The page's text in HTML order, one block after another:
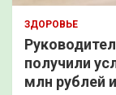
ЗДОРОВЬЕ
получили
млн рублей